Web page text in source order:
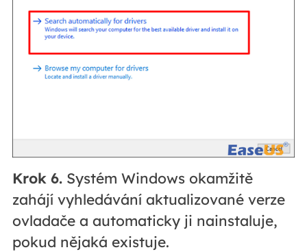
Krok 6.Systém Windows okamžitě
zahájí vyhledávání aktualizované verze
ovladače a automaticky ji nainstaluje,
pokud nějaká existuje.